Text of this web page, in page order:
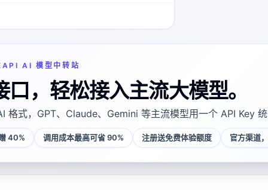
AI 模型中转站
口，轻松接入主流大模型。
格式，GPT、Claude、Gemini 等主流模型用一个 API Key
40% 调用成本最高可省 90% 注册送免费体验额度 官方渠道